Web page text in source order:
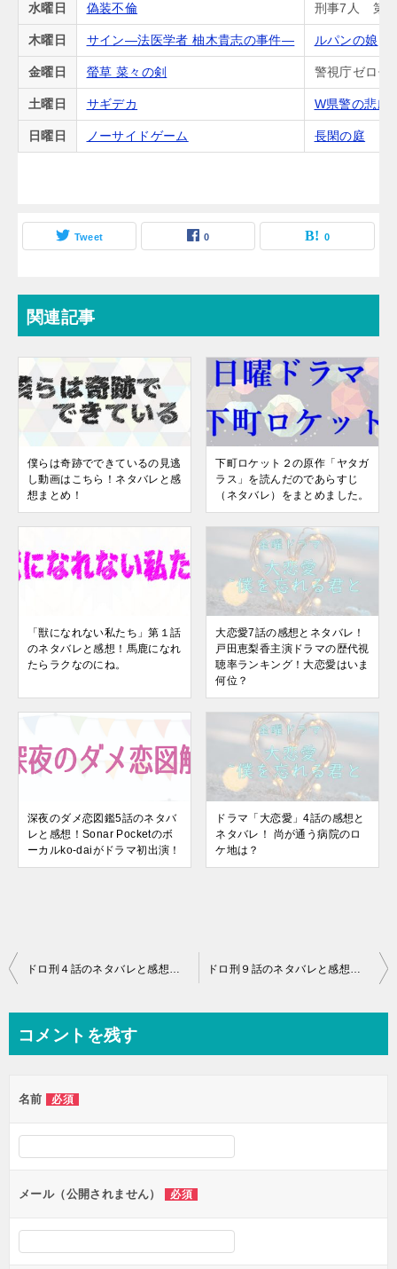
水曜日 偽装不倫 刑事7人 第5
木曜日 サイン―法医学者 柚木貴志の事件― ルパンの娘
金曜日 螢草 菜々の剣 警視庁ゼロ係
土曜日 サギデカ W県警の悲劇
日曜日 ノーサイドゲーム 長閑の庭
Tweet 0 0
関連記事
僕らは奇跡でできているの見逃
し動画はこちら！ネタバレと感
想まとめ！
下町ロケット２の原作「ヤタガ
ラス」を読んだのであらすじ
（ネタバレ）をまとめました。
「獣になれない私たち」第１話
のネタバレと感想！馬鹿になれ
たらラクなのにね。
大恋愛7話の感想とネタバレ！
戸田恵梨香主演ドラマの歴代視
聴率ランキング！大恋愛はいま
何位？
深夜のダメ恋図鑑5話のネタバ
レと感想！Sonar Pocketのボ
ーカルko-daiがドラマ初出演！
ドラマ「大恋愛」4話の感想と
ネタバレ！ 尚が通う病院のロ
ケ地は？
投
ビ
ー
シ
ン
ドロ刑４話のネタバレと感想！可愛すぎると中島健人ファン続出中！ ドロ刑９話のネタバレと感想！ケンティー＆中村倫也どっちが好き？！
コメントを残す
名前 必須
メール（公開されません） 必須